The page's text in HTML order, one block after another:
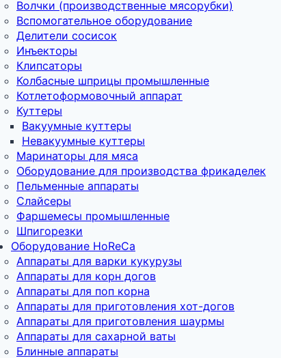
Волчки (производственные мясорубки)
Вспомогательное оборудование
Делители сосисок
Инъекторы
Клипсаторы
Колбасные шприцы промышленные
Котлетоформовочный аппарат
Куттеры
Вакуумные куттеры
Невакуумные куттеры
Маринаторы для мяса
Оборудование для производства фрикаделек
Пельменные аппараты
Слайсеры
Фаршемесы промышленные
Шпигорезки
Оборудование HoReCa
Аппараты для варки кукурузы
Аппараты для корн догов
Аппараты для поп корна
Аппараты для приготовления хот-догов
Аппараты для приготовления шаурмы
Аппараты для сахарной ваты
Блинные аппараты